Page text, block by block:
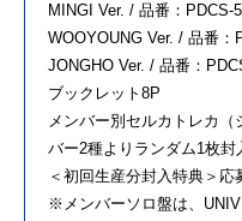
MINGI Ver. / 品番：PDCS-
WOOYOUNG Ver. / 品番：
JONGHO Ver. / 品番：
ブックレット8P
メンバー別セルカトレカ
バー2種よりランダム1枚封
＜初回生産分封入特典＞応
※メンバーソロ盤は、